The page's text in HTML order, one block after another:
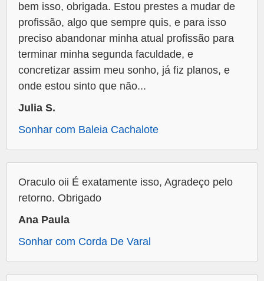
bem isso, obrigada. Estou prestes a mudar de
profissão, algo que sempre quis, e para isso
preciso abandonar minha atual profissão para
terminar minha segunda faculdade, e
concretizar assim meu sonho, já fiz planos, e
onde estou sinto que não...
Julia S.
Sonhar com Baleia Cachalote
Oraculo oii É exatamente isso, Agradeço pelo
retorno. Obrigado
Ana Paula
Sonhar com Corda De Varal